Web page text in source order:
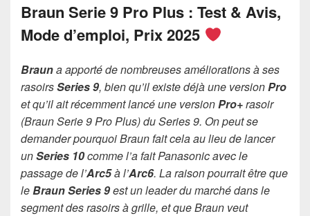
Braun Serie 9 Pro Plus : Test & Avis,
Mode d’emploi, Prix 2025
Brauna apporté de nombreuses améliorations à ses
rasoirsSeries 9, bien qu’il existe déjà une versionPro
et qu’il ait récemment lancé une versionPro+rasoir
(Braun Serie 9 Pro Plus) du Series 9. On peut se
demander pourquoi Braun fait cela au lieu de lancer
unSeries 10comme l’a fait Panasonic avec le
passage de l’Arc5à l’Arc6. La raison pourrait être que
leBraun Series 9est un leader du marché dans le
segment des rasoirs à grille, et que Braun veut